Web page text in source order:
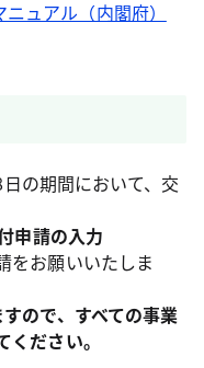
ュアル（内閣府）
の期間において、交
申請の入力
をお願いいたしま
ので、すべての事業
ださい。